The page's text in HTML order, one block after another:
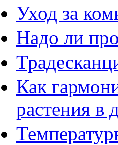
Уход за
Надо ли
Как
растения в